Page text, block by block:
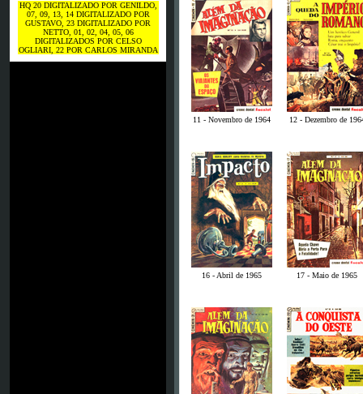
HQ 20 DIGITALIZADO POR GENILDO,
07, 09, 13, 14 DIGITALIZADO POR
GUSTAVO, 23 DIGITALIZADO POR
NETTO, 01, 02, 04, 05, 06
DIGITALIZADOS POR CELSO
OGLIARI, 22 POR CARLOS MIRANDA
11 - Novembro de 1964 12 - Dezembro de
16 - Abril de 1965 17 - Maio de 1965